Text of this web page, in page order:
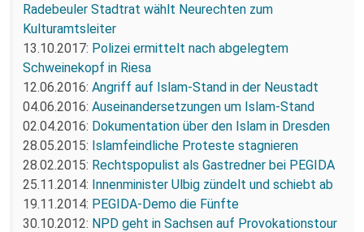
Radebeuler Stadtrat wählt Neurechten zum
Kulturamtsleiter
13.10.2017: Polizei ermittelt nach abgelegtem
Schweinekopf in Riesa
12.06.2016: Angriff auf Islam-Stand in der Neustadt
04.06.2016: Auseinandersetzungen um Islam-Stand
02.04.2016: Dokumentation über den Islam in Dresden
28.05.2015: Islamfeindliche Proteste stagnieren
28.02.2015: Rechtspopulist als Gastredner bei PEGIDA
25.11.2014: Innenminister Ulbig zündelt und schiebt ab
19.11.2014: PEGIDA-Demo die Fünfte
30.10.2012: NPD geht in Sachsen auf Provokationstour